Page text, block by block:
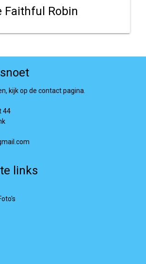
Faithful Robin
kijk op de contact pagina.
44
links